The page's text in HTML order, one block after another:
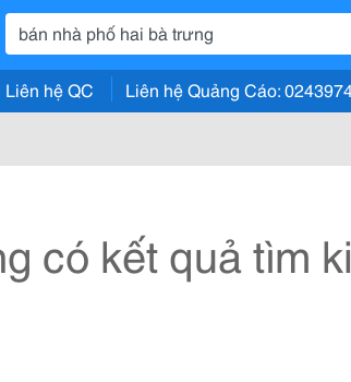
Liên hệ QC Liên hệ Quảng Cáo:
có kết quả tìm